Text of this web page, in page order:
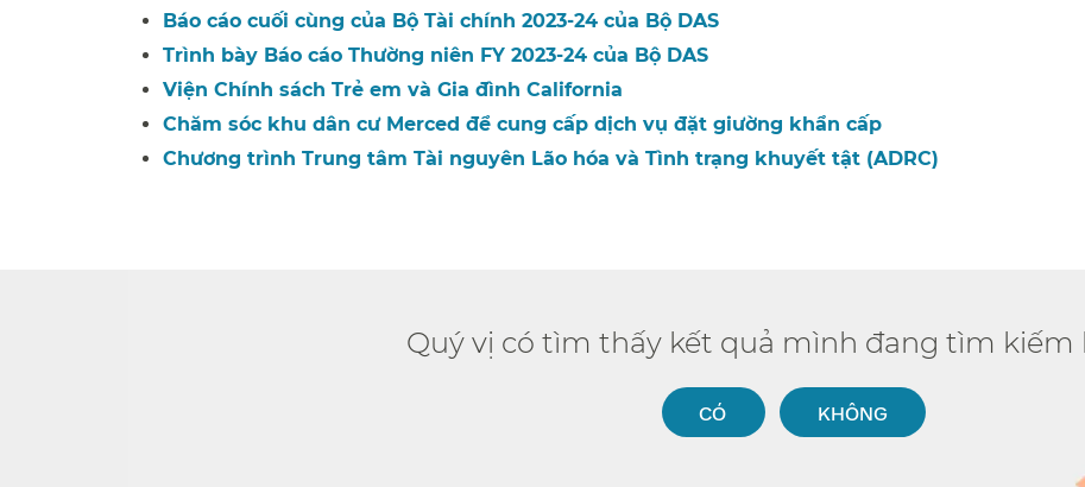
Báo cáo cuối cùng của Bộ Tài chính 2023-24 của Bộ DAS​​
Trình bày Báo cáo Thường niên FY 2023-24 của Bộ DAS​​
Viện Chính sách Trẻ em và Gia đình California​​
Chăm sóc khu dân cư Merced để cung cấp dịch vụ đặt giường khẩn cấp​​
Chương trình Trung tâm Tài nguyên Lão hóa và Tình trạng khuyết tật (ADRC)​​
Quý vị có tìm thấy kết quả mình đang tìm kiếm
CÓ​​ KHÔNG​​